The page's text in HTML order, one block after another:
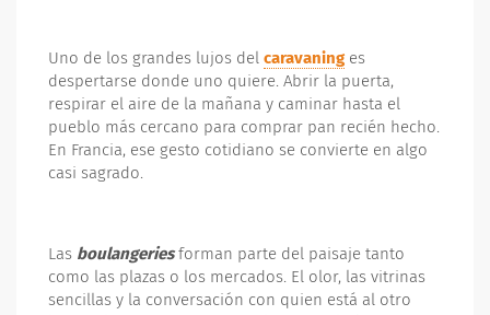
Uno de los grandes lujos del caravaninges
despertarse donde uno quiere. Abrir la puerta,
respirar el aire de la mañana y caminar hasta el
pueblo más cercano para comprar pan recién hecho.
En Francia, ese gesto cotidiano se convierte en algo
casi sagrado.
Las boulangeriesforman parte del paisaje tanto
como las plazas o los mercados. El olor, las vitrinas
sencillas y la conversación con quien está al otro